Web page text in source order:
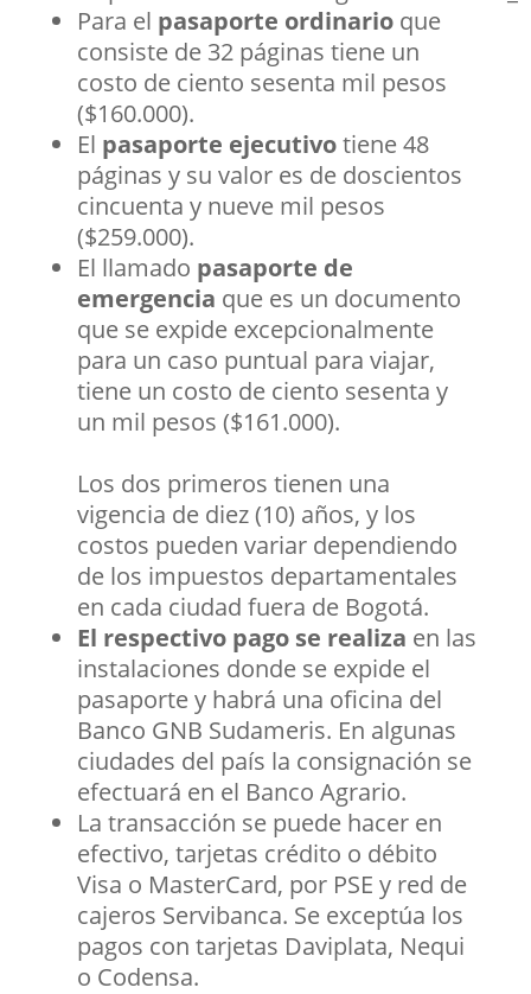
Para el pasaporte ordinarioque
consiste de 32 páginas tiene un
costo de ciento sesenta mil pesos
($160.000).
El pasaporte ejecutivotiene 48
páginas y su valor es de doscientos
cincuenta y nueve mil pesos
($259.000).
El llamado pasaporte de
emergencia que es un documento
que se expide excepcionalmente
para un caso puntual para viajar,
tiene un costo de ciento sesenta y
un mil pesos ($161.000).
Los dos primeros tienen una
vigencia de diez (10) años, y los
costos pueden variar dependiendo
de los impuestos departamentales
en cada ciudad fuera de Bogotá.
El respectivo pago se realiza en las
instalaciones donde se expide el
pasaporte y habrá una oficina del
Banco GNB Sudameris. En algunas
ciudades del país la consignación se
efectuará en el Banco Agrario.
La transacción se puede hacer en
efectivo, tarjetas crédito o débito
Visa o MasterCard, por PSE y red de
cajeros Servibanca. Se exceptúa los
pagos con tarjetas Daviplata, Nequi
o Codensa.